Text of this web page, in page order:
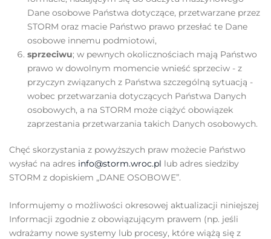
Dane osobowe Państwa dotyczące, przetwarzane przez
STORM oraz macie Państwo prawo przesłać te Dane
osobowe innemu podmiotowi,
sprzeciwu; w pewnych okolicznościach mają Państwo
prawo w dowolnym momencie wnieść sprzeciw - z
przyczyn związanych z Państwa szczególną sytuacją -
wobec przetwarzania dotyczących Państwa Danych
osobowych, a na STORM może ciążyć obowiązek
zaprzestania przetwarzania takich Danych osobowych.
Chęć skorzystania z powyższych praw możecie Państwo
wysłać na adres info@storm.wroc.pl lub adres siedziby
STORM z dopiskiem „DANE OSOBOWE”.
Informujemy o możliwości okresowej aktualizacji niniejszej
Informacji zgodnie z obowiązującym prawem (np. jeśli
wdrażamy nowe systemy lub procesy, które wiążą się z